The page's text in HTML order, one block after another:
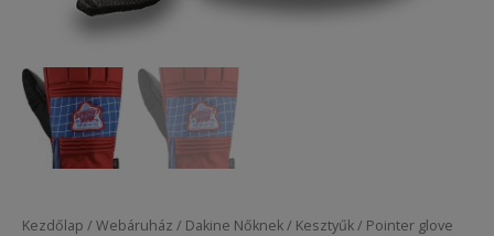
Kezdőlap / Webáruház / Dakine Nőknek/ Kesztyűk/ Pointer glove